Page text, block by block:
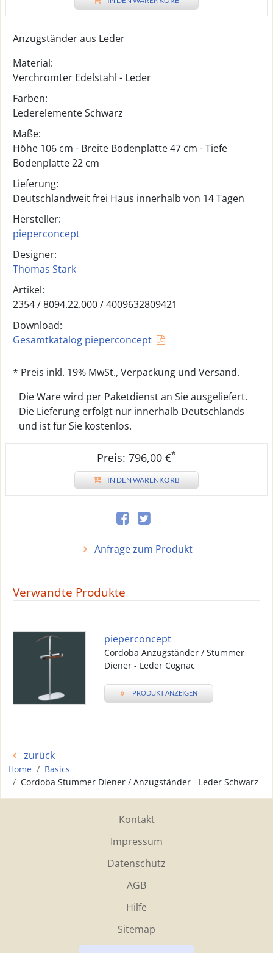
Anzugständer aus Leder
Material:
Verchromter Edelstahl - Leder
Farben:
Lederelemente Schwarz
Maße:
Höhe 106 cm - Breite Bodenplatte 47 cm - Tiefe
Bodenplatte 22 cm
Lieferung:
Deutschlandweit frei Haus innerhalb von 14 Tagen
Hersteller:
pieperconcept
Designer:
Thomas Stark
Artikel:
2354 /8094.22.000/4009632809421
Download:
Gesamtkatalog pieperconcept
* Preis inkl. 19% MwSt., Verpackung und Versand.
Die Ware wird per Paketdienst an Sie ausgeliefert.
Die Lieferung erfolgt nur innerhalb Deutschlands
und ist für Sie kostenlos.
Preis: 796,00 €*
IN DEN WARENKORB
Anfrage zum Produkt
Verwandte Produkte
pieperconcept
Cordoba Anzugständer / Stummer
Diener - Leder Cognac
» PRODUKT ANZEIGEN
zurück
Home
Basics
Cordoba Stummer Diener / Anzugständer - Leder Schwarz
Kontakt
Impressum
Datenschutz
AGB
Hilfe
Sitemap